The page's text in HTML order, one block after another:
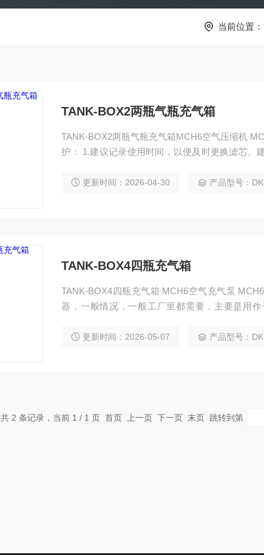
当前位置：
TANK-BOX2两瓶气瓶充气箱
TANK-BOX2两瓶气瓶充气箱MCH6空气压缩机
护： 1.建议记录使用时间，以便及时更换滤芯。
更新时间：2026-04-30 产品型号：
TANK-BOX4四瓶充气箱
TANK-BOX4四瓶充气箱 MCH6空气充气泵
器，一般情况，一般工厂里都需要，主要是用
压机的动力。我公司售后也很*，不管是上门保养
更新时间：2026-05-07 产品型号：
共 2 条记录，当前 1 / 1 页 首页 上一页 下一页 末页 跳转到第